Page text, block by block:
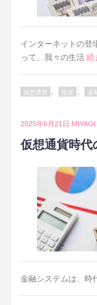
インターネットの登
って、我々の生活 続
仮想通貨 投資 金
2025年6月21日 MIYAGI
仮想通貨時代
金融システムは、時